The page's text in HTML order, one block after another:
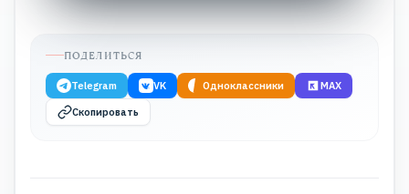
ПОДЕЛИТЬСЯ
Telegram VK Одноклассники MAX
Скопировать